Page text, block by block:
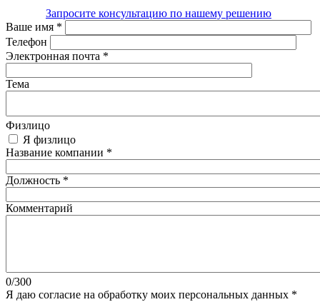
Запросите консультацию по нашему решению
Ваше имя *
Телефон
Электронная почта *
Тема
Физлицо
Я физлицо
Название компании *
Должность *
Комментарий
0/300
Я даю согласие на обработку моих персональных данных *